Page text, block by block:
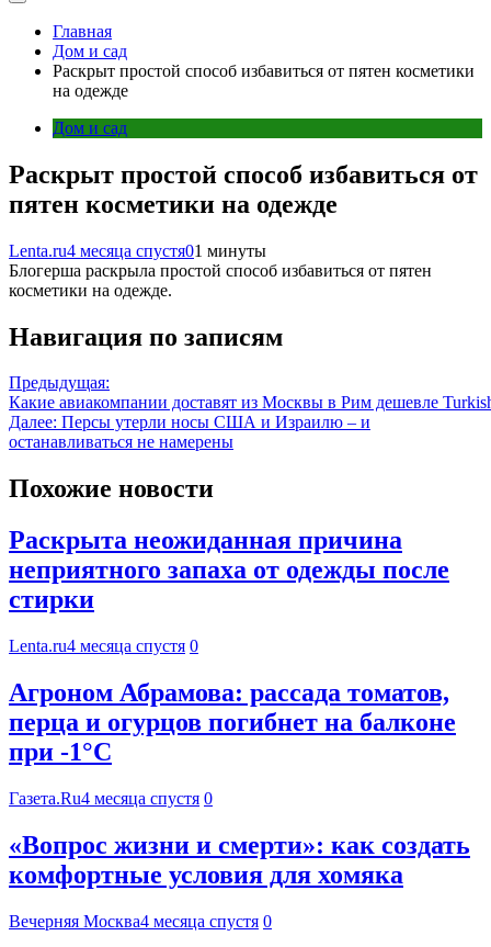
Главная
Дом и сад
Раскрыт простой способ избавиться от пятен косметики
на одежде
Дом и сад
Раскрыт простой способ избавиться от
пятен косметики на одежде
Lenta.ru4 месяца спустя01 минуты
Блогерша раскрыла простой способ избавиться от пятен
косметики на одежде.
Навигация по записям
Предыдущая:
Какие авиакомпании доставят из Москвы в Рим дешевле
Далее: Персы утерли носы США и Израилю – и
останавливаться не намерены
Похожие новости
Раскрыта неожиданная причина
неприятного запаха от одежды после
стирки
Lenta.ru4 месяца спустя 0
Агроном Абрамова: рассада томатов,
перца и огурцов погибнет на балконе
при -1°C
Газета.Ru4 месяца спустя 0
«Вопрос жизни и смерти»: как создать
комфортные условия для хомяка
Вечерняя Москва4 месяца спустя 0